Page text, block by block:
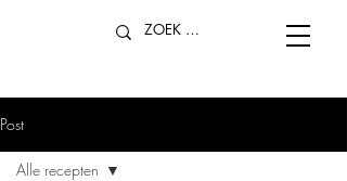
Post
Alle recepten